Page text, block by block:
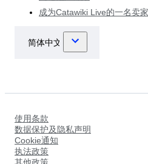
成为Catawiki Live的一名卖家
使用条款
数据保护及隐私声明
Cookie通知
执法政策